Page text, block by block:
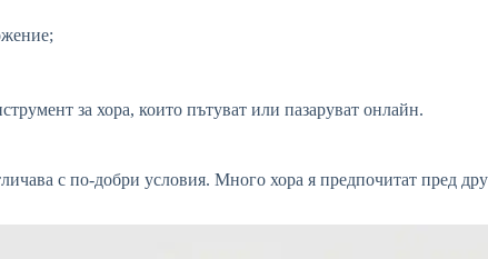
за хора, които пътуват или пазаруват онлайн.
с по-добри условия. Много хора я предпочитат пред